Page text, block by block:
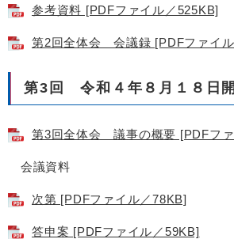
参考資料 [PDFファイル／525KB]
第2回全体会 会議録 [PDFファイ
第3回 令和４年８月１８日
第3回全体会 議事の概要 [PDFフ
会議資料
次第 [PDFファイル／78KB]
答申案 [PDFファイル／59KB]